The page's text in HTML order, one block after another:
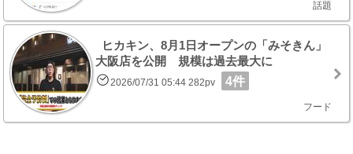
話題
ヒカキン、8月1日オープンの「みそきん」
大阪店を公開 規模は過去最大に
2026/07/31 05:44 282pv 4件
フード